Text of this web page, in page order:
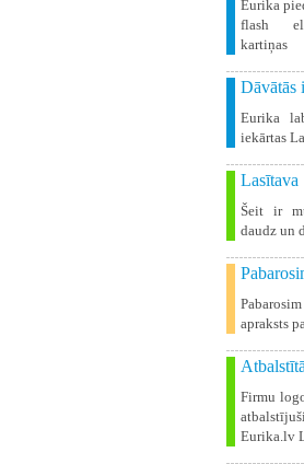
Eurika
flash
kartiņas
Dāvātās
Eurika
iekārtas
Lasītava
Šeit ir
daudz un
apraksts
Firmu
Eurika.lv